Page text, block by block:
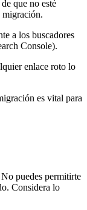
que no esté
migración.
a los buscadores
Console).
enlace roto lo
es vital para
puedes permitirte
Considera lo